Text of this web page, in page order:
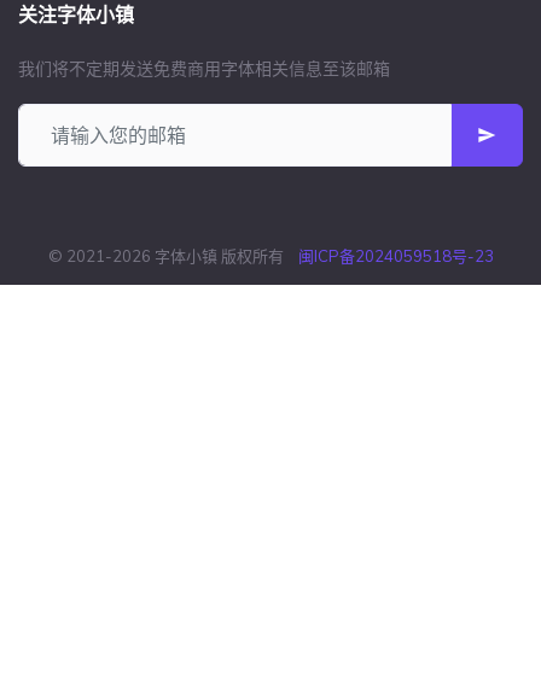
关注字体小镇
我们将不定期发送免费商用字体相关信息至该邮箱
© 2021-2026 字体小镇 版权所有 闽ICP备2024059518号-23